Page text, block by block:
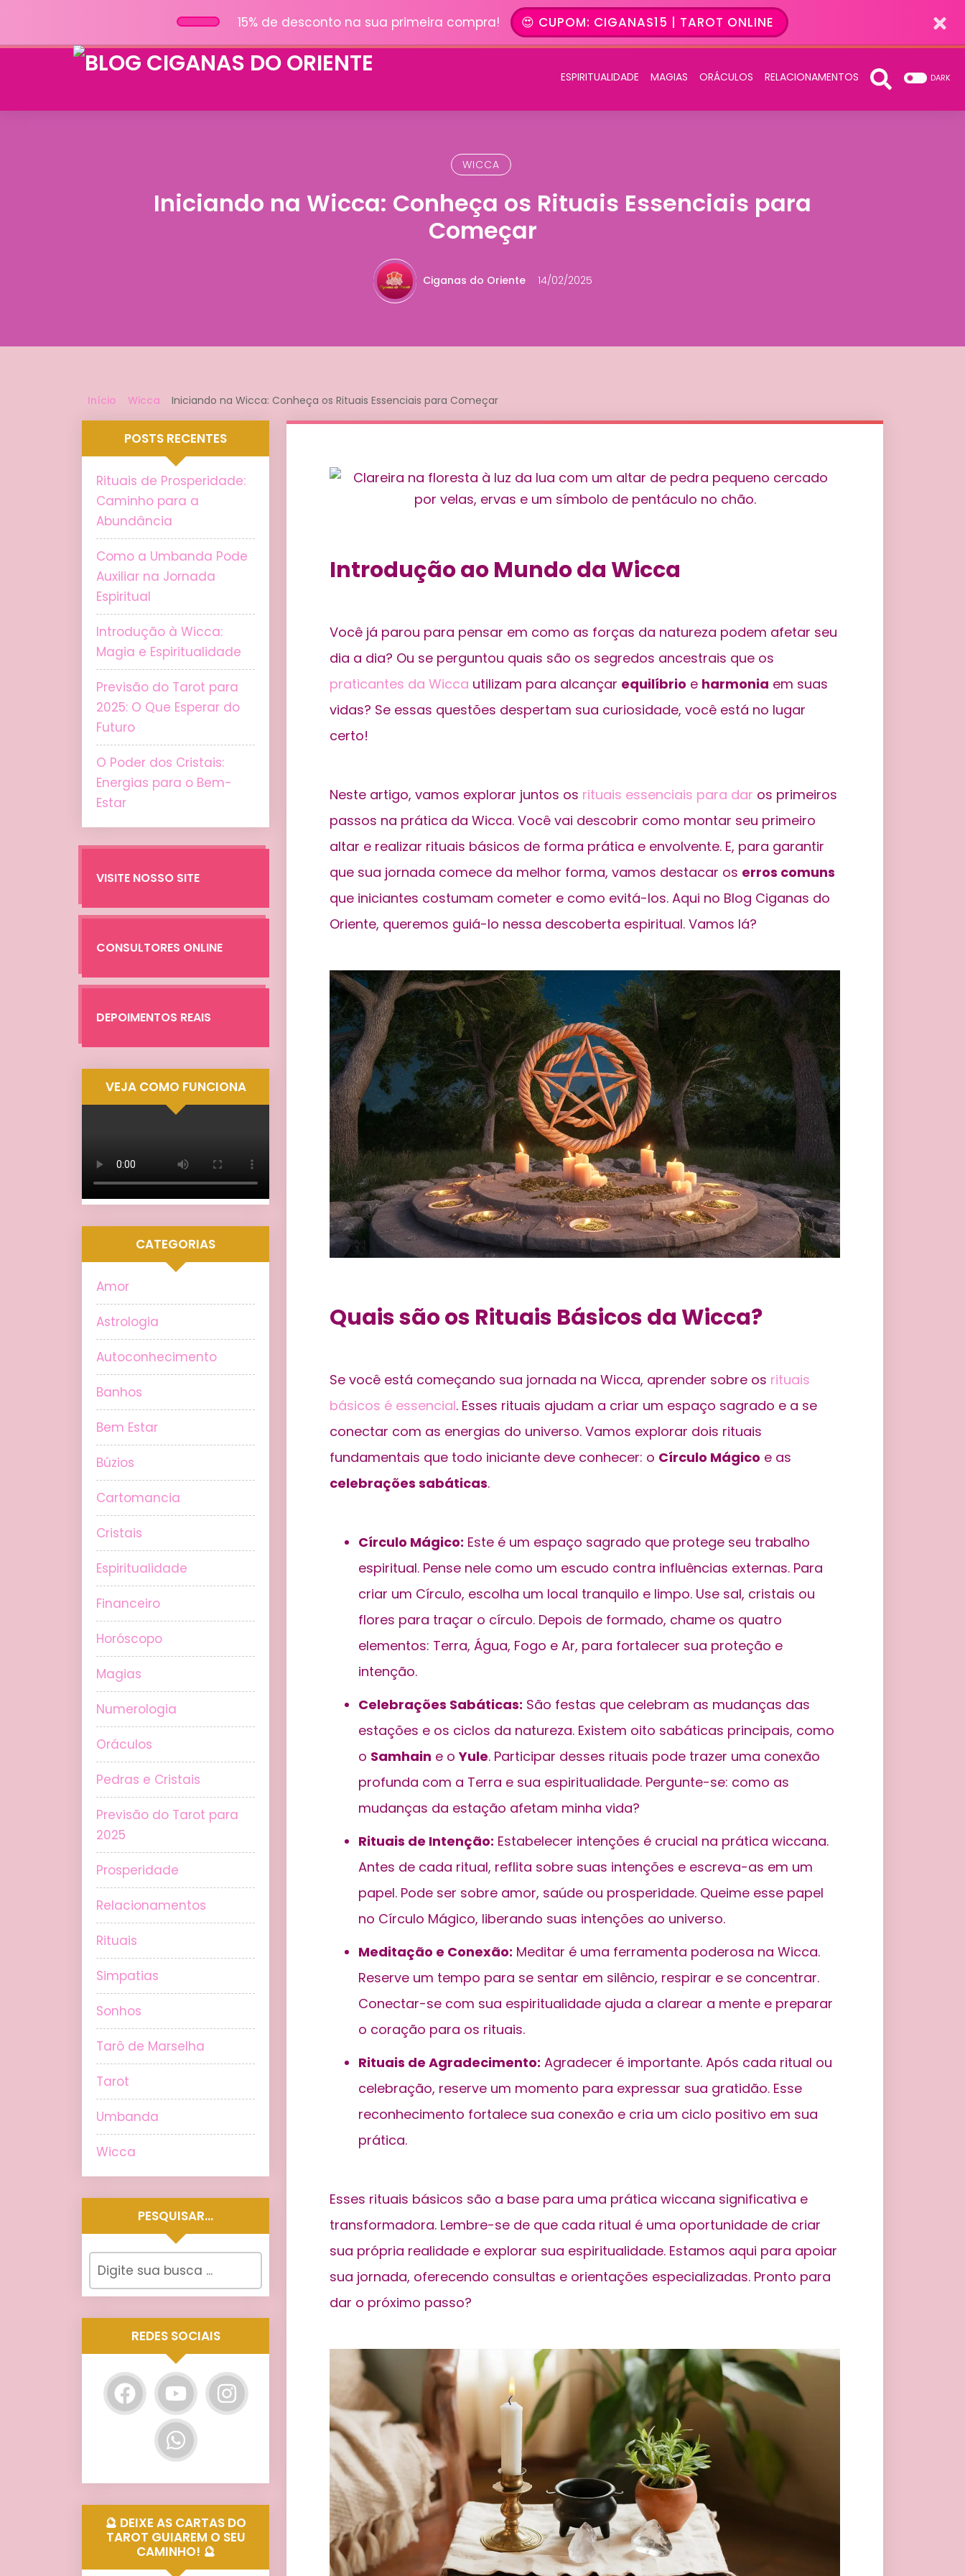
15% de desconto na sua primeira compra! 😍 CUPOM: CIGANAS15 | TAROT ONLINE
ESPIRITUALIDADE MAGIAS ORÁCULOS RELACIONAMENTOS DARK
WICCA
Iniciando na Wicca: Conheça os Rituais Essenciais para
Começar
Ciganas do Oriente 14/02/2025
Início Wicca Iniciando na Wicca: Conheça os Rituais Essenciais para Começar
Introdução ao Mundo da Wicca
Você já parou para pensar em como as forças da natureza podem afetar seu
dia a dia? Ou se perguntou quais são os segredos ancestrais que os
praticantes da Wicca utilizam para alcançar equilíbrio e harmonia em suas
vidas? Se essas questões despertam sua curiosidade, você está no lugar
certo!
Neste artigo, vamos explorar juntos os rituais essenciais para dar os primeiros
passos na prática da Wicca. Você vai descobrir como montar seu primeiro
altar e realizar rituais básicos de forma prática e envolvente. E, para garantir
que sua jornada comece da melhor forma, vamos destacar os erros comuns
que iniciantes costumam cometer e como evitá-los. Aqui no Blog Ciganas do
Oriente, queremos guiá-lo nessa descoberta espiritual. Vamos lá?
Quais são os Rituais Básicos da Wicca?
Se você está começando sua jornada na Wicca, aprender sobre os rituais
básicos é essencial. Esses rituais ajudam a criar um espaço sagrado e a se
conectar com as energias do universo. Vamos explorar dois rituais
fundamentais que todo iniciante deve conhecer: o Círculo Mágico e as
celebrações sabáticas.
Círculo Mágico: Este é um espaço sagrado que protege seu trabalho
espiritual. Pense nele como um escudo contra influências externas. Para
criar um Círculo, escolha um local tranquilo e limpo. Use sal, cristais ou
flores para traçar o círculo. Depois de formado, chame os quatro
elementos: Terra, Água, Fogo e Ar, para fortalecer sua proteção e
intenção.
Celebrações Sabáticas: São festas que celebram as mudanças das
estações e os ciclos da natureza. Existem oito sabáticas principais, como
o Samhain e oYule. Participar desses rituais pode trazer uma conexão
profunda com a Terra e sua espiritualidade. Pergunte-se: como as
mudanças da estação afetam minha vida?
Rituais de Intenção: Estabelecer intenções é crucial na prática wiccana.
Antes de cada ritual, reflita sobre suas intenções e escreva-as em um
papel. Pode ser sobre amor, saúde ou prosperidade. Queime esse papel
no Círculo Mágico, liberando suas intenções ao universo.
Meditação e Conexão: Meditar é uma ferramenta poderosa na Wicca.
Reserve um tempo para se sentar em silêncio, respirar e se concentrar.
Conectar-se com sua espiritualidade ajuda a clarear a mente e preparar
o coração para os rituais.
Rituais de Agradecimento: Agradecer é importante. Após cada ritual ou
celebração, reserve um momento para expressar sua gratidão. Esse
reconhecimento fortalece sua conexão e cria um ciclo positivo em sua
prática.
Esses rituais básicos são a base para uma prática wiccana significativa e
transformadora. Lembre-se de que cada ritual é uma oportunidade de criar
sua própria realidade e explorar sua espiritualidade. Estamos aqui para apoiar
sua jornada, oferecendo consultas e orientações especializadas. Pronto para
dar o próximo passo?
POSTS RECENTES
Rituais de Prosperidade:
Caminho para a
Abundância
Como a Umbanda Pode
Auxiliar na Jornada
Espiritual
Introdução à Wicca:
Magia e Espiritualidade
Previsão do Tarot para
2025: O Que Esperar do
Futuro
O Poder dos Cristais:
Energias para o Bem-
Estar
VISITE NOSSO SITE
CONSULTORES ONLINE
DEPOIMENTOS REAIS
VEJA COMO FUNCIONA
CATEGORIAS
Amor
Astrologia
Autoconhecimento
Banhos
Bem Estar
Búzios
Cartomancia
Cristais
Espiritualidade
Financeiro
Horóscopo
Magias
Numerologia
Oráculos
Pedras e Cristais
Previsão do Tarot para
2025
Prosperidade
Relacionamentos
Rituais
Simpatias
Sonhos
Tarô de Marselha
Tarot
Umbanda
Wicca
PESQUISAR…
REDES SOCIAIS
🔮 DEIXE AS CARTAS DO
TAROT GUIAREM O SEU
CAMINHO! 🔮